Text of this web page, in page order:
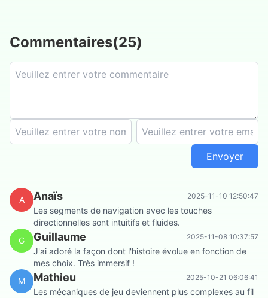
Commentaires(25)
Envoyer
A Anaïs 2025-11-10 12:50:47
Les segments de navigation avec les touches
directionnelles sont intuitifs et fluides.
G
Guillaume 2025-11-08 10:37:57
J'ai adoré la façon dont l'histoire évolue en fonction de
mes choix. Très immersif !
M
Mathieu 2025-10-21 06:06:41
Les mécaniques de jeu deviennent plus complexes au fil